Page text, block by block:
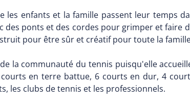
enfants et la famille passent leur temps
ponts et des cordes pour grimper et faire
pour être sûr et créatif pour toute la
la communauté du tennis puisqu'elle
en terre battue, 6 courts en dur, 4
les clubs de tennis et les professionnels.